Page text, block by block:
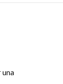
una